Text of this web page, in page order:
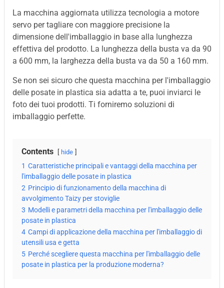
La macchina aggiornata utilizza tecnologia a motore
servo per tagliare con maggiore precisione la
dimensione dell'imballaggio in base alla lunghezza
effettiva del prodotto. La lunghezza della busta va da 90
a 600 mm, la larghezza della busta va da 50 a 160 mm.
Se non sei sicuro che questa macchina per l'imballaggio
delle posate in plastica sia adatta a te, puoi inviarci le
foto dei tuoi prodotti. Ti forniremo soluzioni di
imballaggio perfette.
Contents hide
1 Caratteristiche principali e vantaggi della macchina per
l'imballaggio delle posate in plastica
2 Principio di funzionamento della macchina di
avvolgimento Taizy per stoviglie
3 Modelli e parametri della macchina per l'imballaggio delle
posate in plastica
4 Campi di applicazione della macchina per l'imballaggio di
utensili usa e getta
5 Perché scegliere questa macchina per l'imballaggio delle
posate in plastica per la produzione moderna?